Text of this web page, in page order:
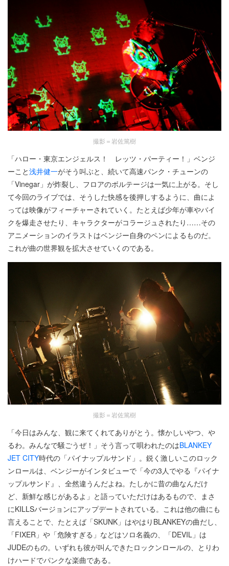
撮影＝岩佐篤樹
「ハロー・東京エンジェルス！ レッツ・パーティー！」ベンジ
ーこと浅井健一がそう叫ぶと、続いて高速パンク・チューンの
「Vinegar」が炸裂し、フロアのボルテージは一気に上がる。そし
て今回のライブでは、そうした快感を後押しするように、曲によ
っては映像がフィーチャーされていく。たとえば少年が車やバイ
クを爆走させたり、キャラクターがコラージュされたり……その
アニメーションのイラストはベンジー自身のペンによるものだ。
これが曲の世界観を拡大させていくのである。
撮影＝岩佐篤樹
「今日はみんな、観に来てくれてありがとう。懐かしいやつ、や
るわ。みんなで騒ごうぜ！」そう言って唄われたのはBLANKEY
JET CITY時代の「パイナップルサンド」。鋭く激しいこのロック
ンロールは、ベンジーがインタビューで「今の3人でやる『パイナ
ップルサンド』、全然違うんだよね。たしかに昔の曲なんだけ
ど、新鮮な感じがあるよ」と語っていただけはあるもので、まさ
にKILLSバージョンにアップデートされている。これは他の曲にも
言えることで、たとえば「SKUNK」はやはりBLANKEYの曲だし、
「FIXER」や「危険すぎる」などはソロ名義の、「DEVIL」は
JUDEのもの。いずれも彼が叫んできたロックンロールの、とりわ
けハードでパンクな楽曲である。